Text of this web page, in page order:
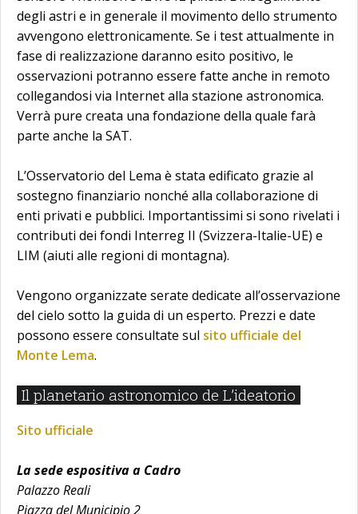
degli astri e in generale il movimento dello strumento
avvengono elettronicamente. Se i test attualmente in
fase di realizzazione daranno esito positivo, le
osservazioni potranno essere fatte anche in remoto
collegandosi via Internet alla stazione astronomica.
Verrà pure creata una fondazione della quale farà
parte anche la SAT.
L’Osservatorio del Lema è stata edificato grazie al
sostegno finanziario nonché alla collaborazione di
enti privati e pubblici. Importantissimi si sono rivelati i
contributi dei fondi Interreg II (Svizzera-Italie-UE) e
LIM (aiuti alle regioni di montagna).
Vengono organizzate serate dedicate all’osservazione
del cielo sotto la guida di un esperto. Prezzi e date
possono essere consultate sul sito ufficiale del
Monte Lema.
Il planetario astronomico de L’ideatorio
Sito ufficiale
La sede espositiva a Cadro
Palazzo Reali
Piazza del Municipio 2